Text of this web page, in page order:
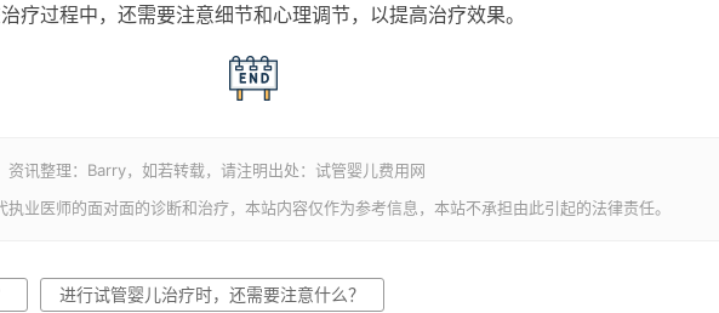
疗过程中，还需要注意细节和心理调节，以提高治疗效果。
资讯整理：Barry，如若转载，请注明出处：试管婴儿费用网
业医师的面对面的诊断和治疗，本站内容仅作为参考信息，本站不承担由此引起的法律责任。
进行试管婴儿治疗时，还需要注意什么？